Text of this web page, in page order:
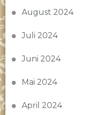
August 2024
Juli 2024
Juni 2024
Mai 2024
April 2024